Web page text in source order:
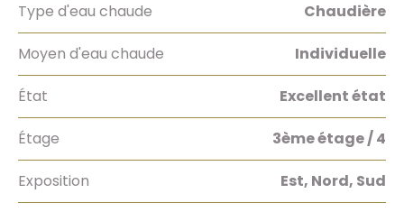
Type d'eau chaude Chaudière
Moyen d'eau chaude Individuelle
État Excellent état
Étage 3ème étage / 4
Exposition Est, Nord, Sud